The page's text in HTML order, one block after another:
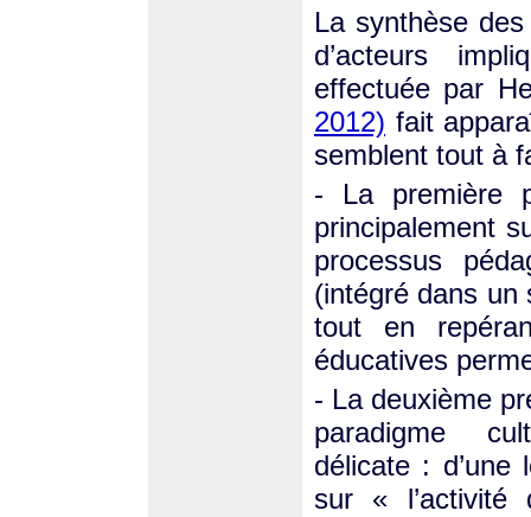
La synthèse
d’acteurs
effectuée par
2012) fait
semblent tout à
- La première
principalement
processus
(intégré dans un
tout en
éducatives
- La deuxième
paradigme
délicate : d’une
sur « l’activité